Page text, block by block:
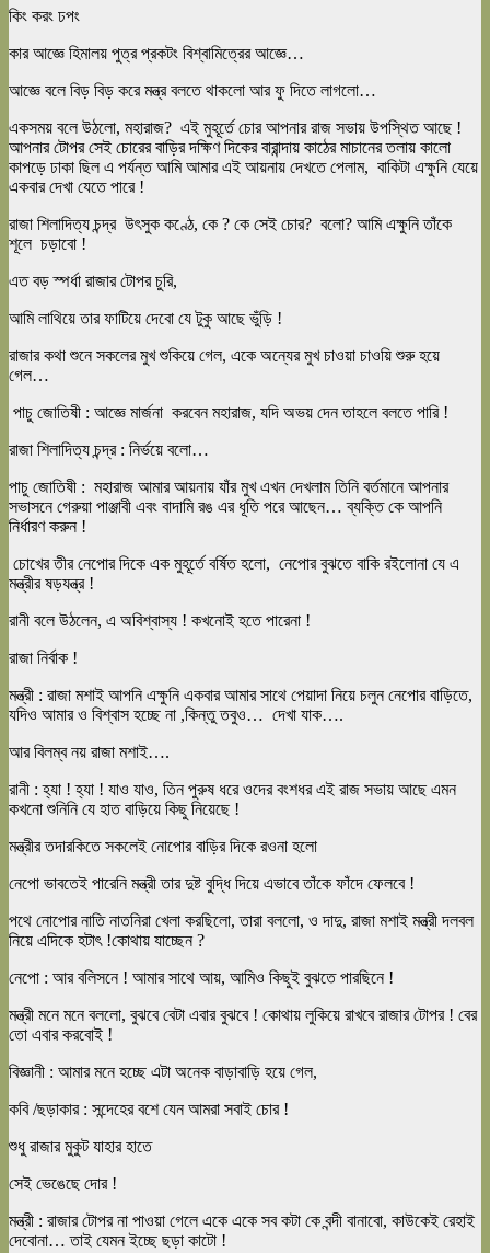
কিং করং ঢপং
কার আজ্ঞে হিমালয় পুত্র প্রকটং বিশ্বামিত্রের আজ্ঞে…
আজ্ঞে বলে বিড় বিড় করে মন্ত্র বলতে থাকলো আর ফু দিতে লাগলো…
একসময় বলে উঠলো, মহারাজ? এই মুহূর্তে চোর আপনার রাজ সভায় উপস্থিত আছে !
আপনার টোপর সেই চোরের বাড়ির দক্ষিণ দিকের বারান্দায় কাঠের মাচানের তলায় কালো
কাপড়ে ঢাকা ছিল এ পর্যন্ত আমি আমার এই আয়নায় দেখতে পেলাম, বাকিটা এক্ষুনি যেয়ে
একবার দেখা যেতে পারে !
রাজা শিলাদিত্য চন্দ্র উৎসুক কণ্ঠে, কে ? কে সেই চোর? বলো? আমি এক্ষুনি তাঁকে
শূলে চড়াবো !
এত বড় স্পর্ধা রাজার টোপর চুরি,
আমি লাথিয়ে তার ফাটিয়ে দেবো যে টুকু আছে ভুঁড়ি !
রাজার কথা শুনে সকলের মুখ শুকিয়ে গেল, একে অন্যের মুখ চাওয়া চাওয়ি শুরু হয়ে
গেল…
পাচু জোতিষী : আজ্ঞে মার্জনা করবেন মহারাজ, যদি অভয় দেন তাহলে বলতে পারি !
রাজা শিলাদিত্য চন্দ্র : নির্ভয়ে বলো…
পাচু জোতিষী : মহারাজ আমার আয়নায় যাঁর মুখ এখন দেখলাম তিনি বর্তমানে আপনার
সভাসনে গেরুয়া পাঞ্জাবী এবং বাদামি রঙ এর ধূতি পরে আছেন… ব্যক্তি কে আপনি
নির্ধারণ করুন !
চোখের তীর নেপোর দিকে এক মুহূর্তে বর্ষিত হলো, নেপোর বুঝতে বাকি রইলোনা যে এ
মন্ত্রীর ষড়যন্ত্র !
রানী বলে উঠলেন, এ অবিশ্বাস্য ! কখনোই হতে পারেনা !
রাজা নির্বাক !
মন্ত্রী : রাজা মশাই আপনি এক্ষুনি একবার আমার সাথে পেয়াদা নিয়ে চলুন নেপোর বাড়িতে,
যদিও আমার ও বিশ্বাস হচ্ছে না ,কিন্তু তবুও… দেখা যাক….
আর বিলম্ব নয় রাজা মশাই….
রানী : হ্যা ! হ্যা ! যাও যাও, তিন পুরুষ ধরে ওদের বংশধর এই রাজ সভায় আছে এমন
কখনো শুনিনি যে হাত বাড়িয়ে কিছু নিয়েছে !
মন্ত্রীর তদারকিতে সকলেই নোপোর বাড়ির দিকে রওনা হলো
নেপো ভাবতেই পারেনি মন্ত্রী তার দুষ্ট বুদ্ধি দিয়ে এভাবে তাঁকে ফাঁদে ফেলবে !
পথে নোপোর নাতি নাতনিরা খেলা করছিলো, তারা বললো, ও দাদু, রাজা মশাই মন্ত্রী দলবল
নিয়ে এদিকে হটাৎ !কোথায় যাচ্ছেন ?
নেপো : আর বলিসনে ! আমার সাথে আয়, আমিও কিছুই বুঝতে পারছিনে !
মন্ত্রী মনে মনে বললো, বুঝবে বেটা এবার বুঝবে ! কোথায় লুকিয়ে রাখবে রাজার টোপর ! বের
তো এবার করবোই !
বিজ্ঞানী : আমার মনে হচ্ছে এটা অনেক বাড়াবাড়ি হয়ে গেল,
কবি /ছড়াকার : সন্দেহের বশে যেন আমরা সবাই চোর !
শুধু রাজার মুকুট যাহার হাতে
সেই ভেঙেছে দোর !
মন্ত্রী : রাজার টোপর না পাওয়া গেলে একে একে সব কটা কে বন্দী বানাবো, কাউকেই রেহাই
দেবোনা… তাই যেমন ইচ্ছে ছড়া কাটো !